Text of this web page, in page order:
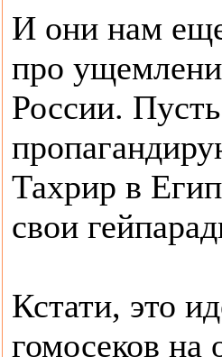
И они нам
про
России.
Тахрир в
свои
Кстати, это
гомосеков на